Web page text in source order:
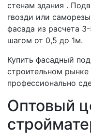
стенам здания .
гвозди или
фасада из расчета
шагом от 0,5 до 1м.
Купить фасадный
строительном
профессионально
Оптовый